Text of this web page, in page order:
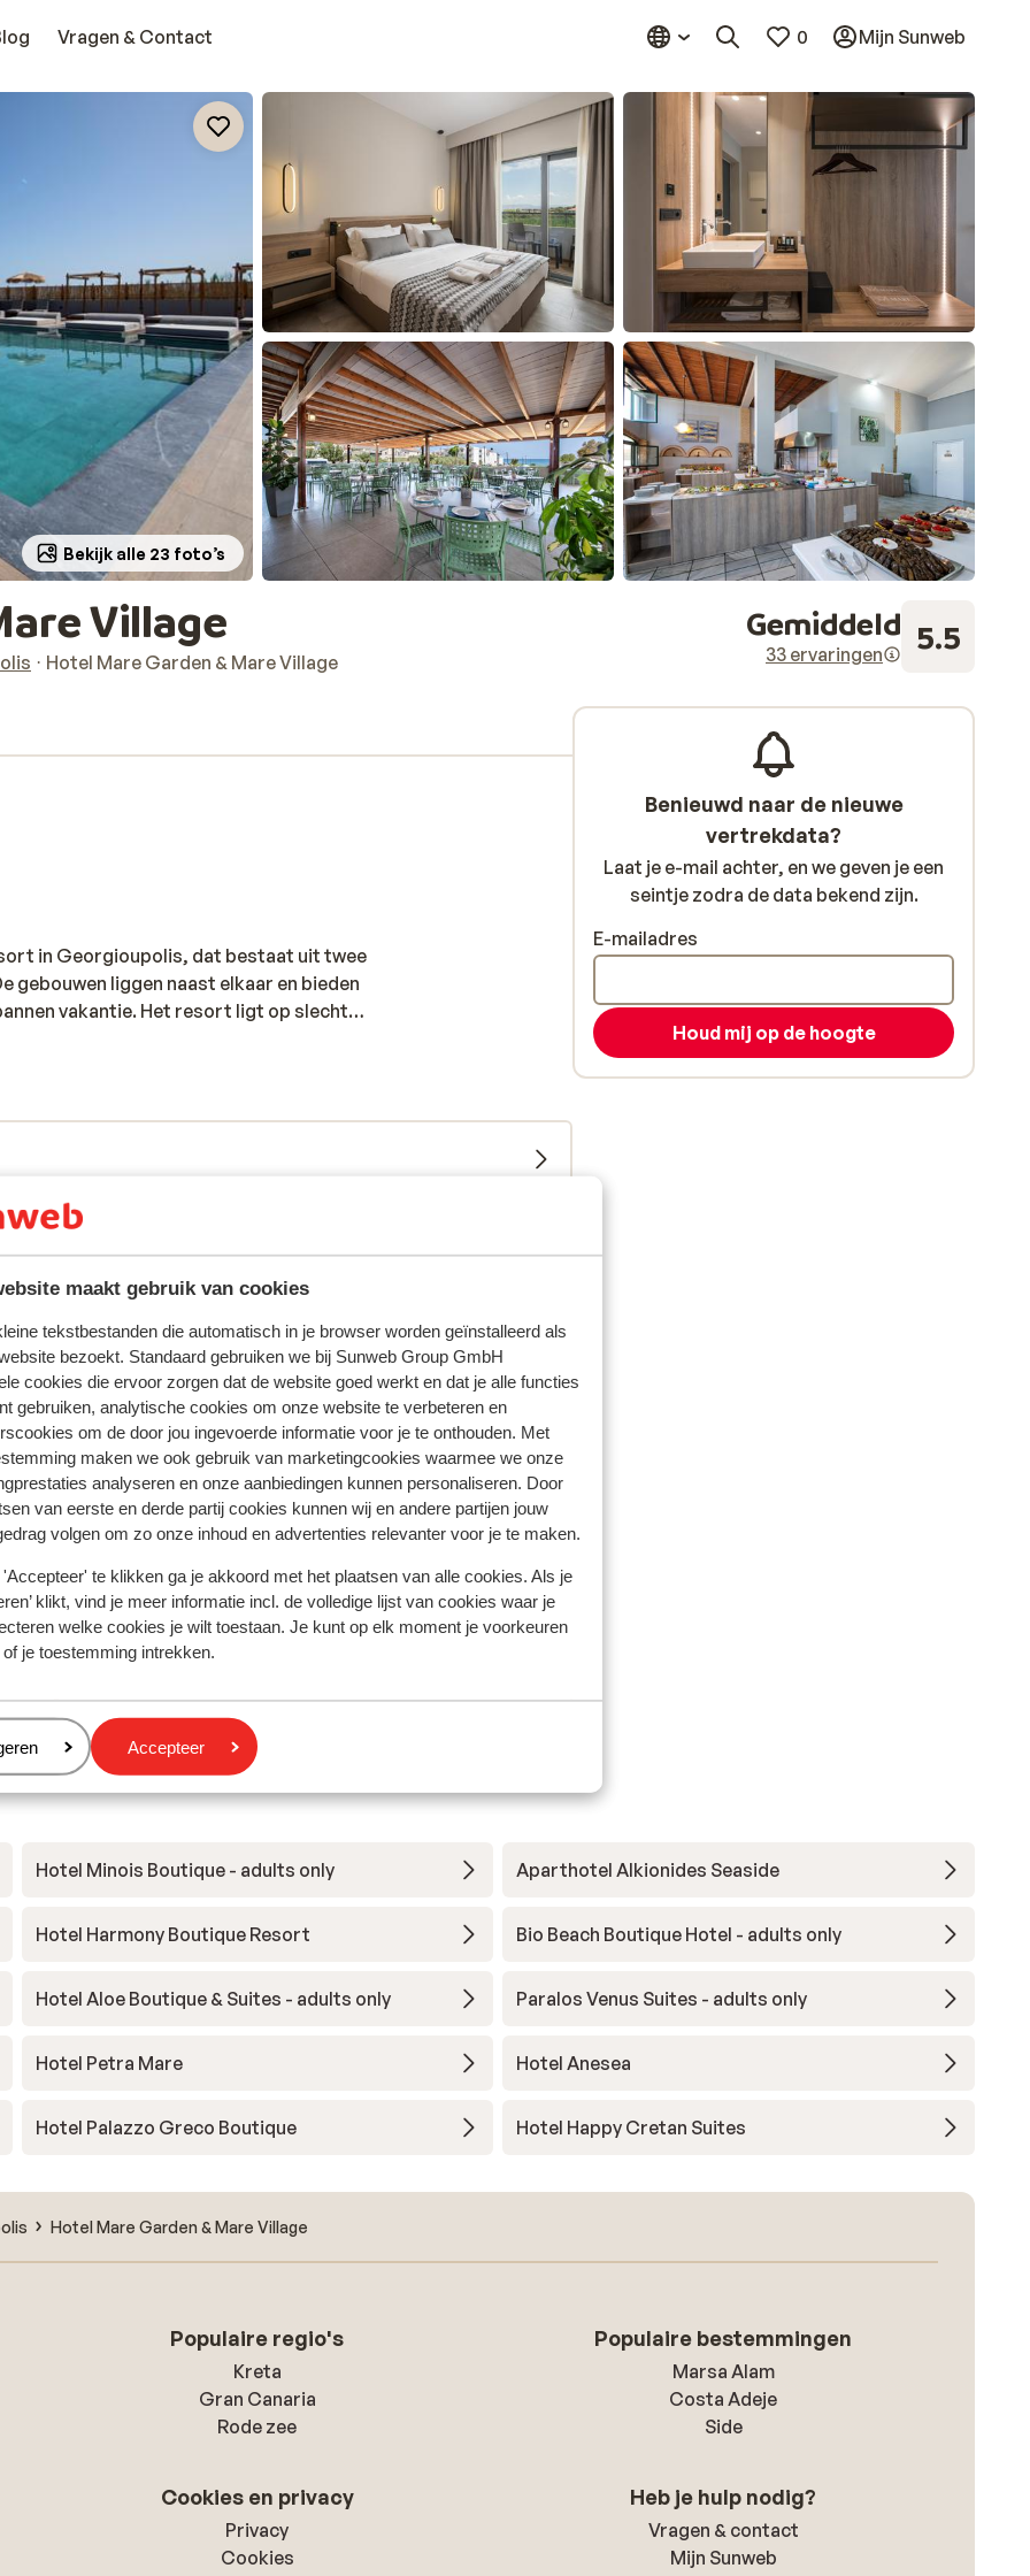
maakt gebruik van cookies
tekstbestanden die automatisch in je browser worden geïnstalleerd als
bezoekt. Standaard gebruiken we bij Sunweb Group GmbH
cookies die ervoor zorgen dat de website goed werkt en dat je alle functies
gebruiken, analytische cookies om onze website te verbeteren en
om de door jou ingevoerde informatie voor je te onthouden. Met
maken we ook gebruik van marketingcookies waarmee we onze
analyseren en onze aanbiedingen kunnen personaliseren. Door
van eerste en derde partij cookies kunnen wij en andere partijen jouw
volgen om zo onze inhoud en advertenties relevanter voor je te maken.
'Accepteer' te klikken ga je akkoord met het plaatsen van alle cookies. Als je
klikt, vind je meer informatie incl. de volledige lijst van cookies waar je
welke cookies je wilt toestaan. Je kunt op elk moment je voorkeuren
je toestemming intrekken.
Accepteer
Vragen & Contact 0 Mijn Sunweb
Bekijk alle 23 foto’s
Village
Hotel Mare Garden & Mare Village
Gemiddeld
33 ervaringen 5.5
in Georgioupolis, dat bestaat uit twee
gebouwen liggen naast elkaar en bieden
vakantie. Het resort ligt op slechts
van het charmante centrum van
waar ligbedjes en parasols voor
kun je terecht bij de pool bar
zodat je optimaal kunt genieten van
met ons product eerlijk weergeven.
Meest geboekt door met partner
6.3 Goed
16 aug. 2025
Opholdet var ok men tænker ikke at de ligger til 4
stjerner men nærmere 3
Opholdet var ok men tænker ikke at de ligger til 4
stjerner men nærmere 3
Vertalen naar het Nederlands (BE)
Benieuwd naar de nieuwe
vertrekdata?
Laat je e-mail achter, en we geven je een
seintje zodra de data bekend zijn.
E-mailadres
Houd mij op de hoogte
Hotel Minois Boutique - adults only Aparthotel Alkionides Seaside
Hotel Harmony Boutique Resort Bio Beach Boutique Hotel - adults only
Hotel Aloe Boutique & Suites - adults only Paralos Venus Suites - adults only
Hotel Petra Mare Hotel Anesea
Hotel Palazzo Greco Boutique Hotel Happy Cretan Suites
Hotel Mare Garden & Mare Village
Populaire regio's
Kreta
Gran Canaria
Rode zee
Populaire bestemmingen
Marsa Alam
Costa Adeje
Side
Cookies en privacy
Privacy
Cookies
Heb je hulp nodig?
Vragen & contact
Mijn Sunweb